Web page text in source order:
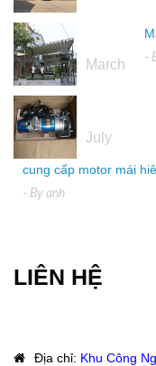
March -
July
cung cấp motor mái
- By anh
LIÊN HỆ
Địa chỉ: Khu Công